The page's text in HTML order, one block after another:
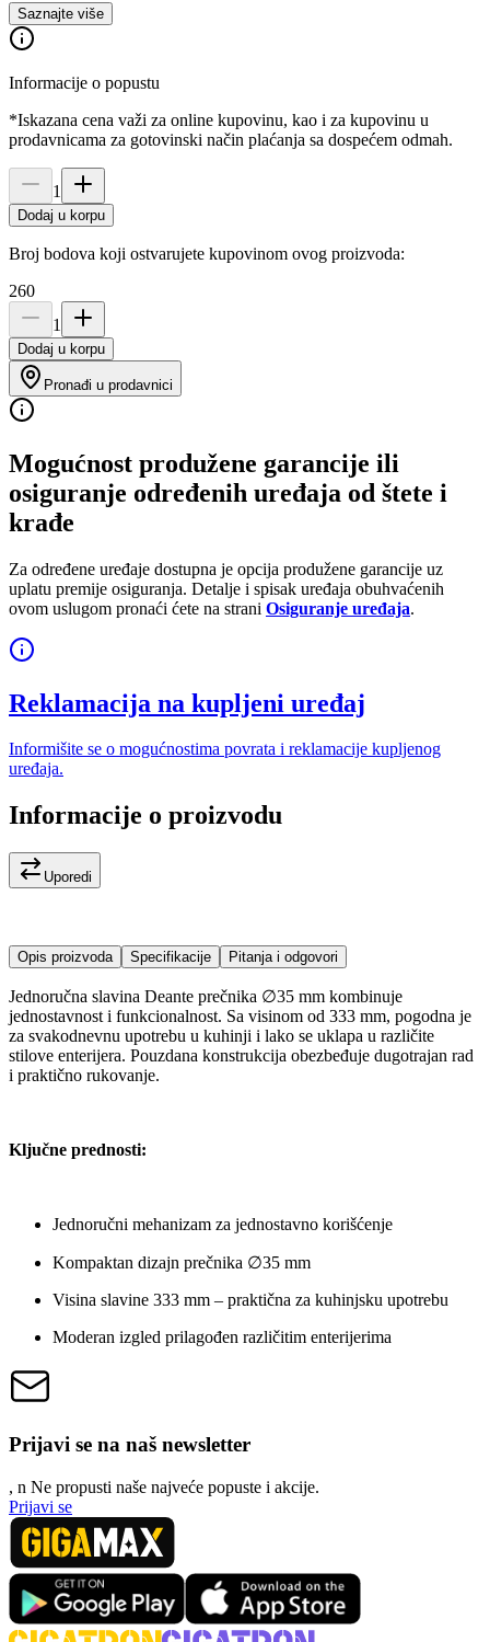
Saznajte više
Informacije o popustu
*Iskazana cena važi za online kupovinu, kao i za kupovinu u
prodavnicama za gotovinski način plaćanja sa dospećem odmah.
1
Dodaj u korpu
Broj bodova koji ostvarujete kupovinom ovog proizvoda:
260
1
Dodaj u korpu
Pronađi u prodavnici
Mogućnost produžene garancije ili
osiguranje određenih uređaja od štete i
krađe
Za određene uređaje dostupna je opcija produžene garancije uz
uplatu premije osiguranja. Detalje i spisak uređaja obuhvaćenih
ovom uslugom pronaći ćete na strani Osiguranje uređaja.
Reklamacija na kupljeni uređaj
Informišite se o mogućnostima povrata i reklamacije kupljenog
uređaja.
Informacije o proizvodu
Uporedi
Opis proizvoda Specifikacije Pitanja i odgovori
Jednoručna slavina Deante prečnika ∅35 mm kombinuje
jednostavnost i funkcionalnost. Sa visinom od 333 mm, pogodna je
za svakodnevnu upotrebu u kuhinji i lako se uklapa u različite
stilove enterijera. Pouzdana konstrukcija obezbeđuje dugotrajan rad
i praktično rukovanje.
Ključne prednosti:
Jednoručni mehanizam za jednostavno korišćenje
Kompaktan dizajn prečnika ∅35 mm
Visina slavine 333 mm – praktična za kuhinjsku upotrebu
Moderan izgled prilagođen različitim enterijerima
Prijavi se na naš newsletter
, n Ne propusti naše najveće popuste i akcije.
Prijavi se